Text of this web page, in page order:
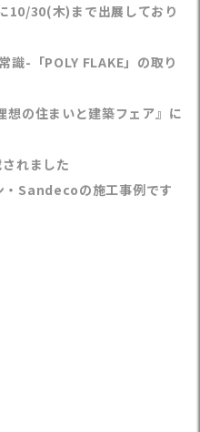
10/30(木)まで出展しており
識-「POLY FLAKE」の取り
想の住まいと建築フェア』に
れました
・Sandecoの施工事例です